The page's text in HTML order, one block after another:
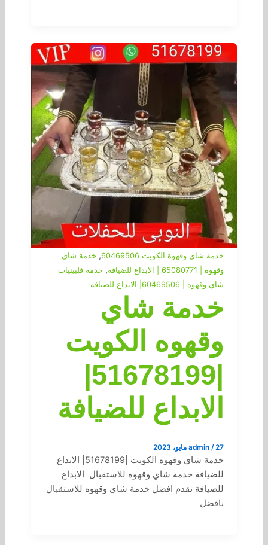
خدمة شاي وقهوة الكويت 60469506 , خدمة شاي
وقهوه | 65080771 | الابداع للضيافة
, خدمة فلبينيات
شاي وقهوه | 60469506| الابداع للضيافه
خدمة شاي
وقهوه الكويت
|51678199|
الابداع للضيافة
admin /27 مايو، 2023
خدمة شاي وقهوه الكويت |51678199| الابداع
للضيافة خدمة شاي وقهوه للاستقبال الابداع
للضيافة تقدم افضل خدمة شاي وقهوه للاستقبال
بافضل